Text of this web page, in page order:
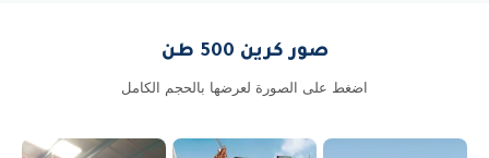
صور كرين 500 طن
اضغط على الصورة لعرضها بالحجم الكامل